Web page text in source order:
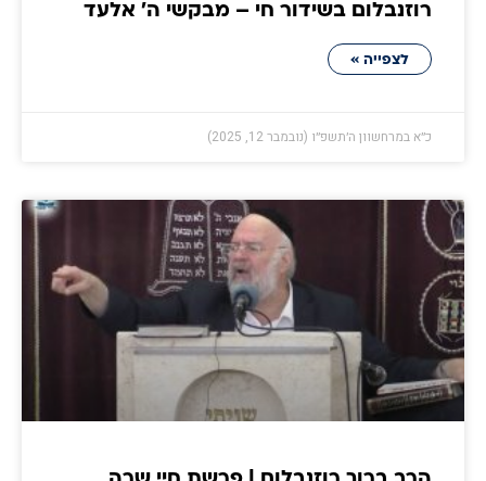
רוזנבלום בשידור חי – מבקשי ה' אלעד
לצפייה »
כ״א במרחשוון ה׳תשפ״ו (נובמבר 12, 2025)